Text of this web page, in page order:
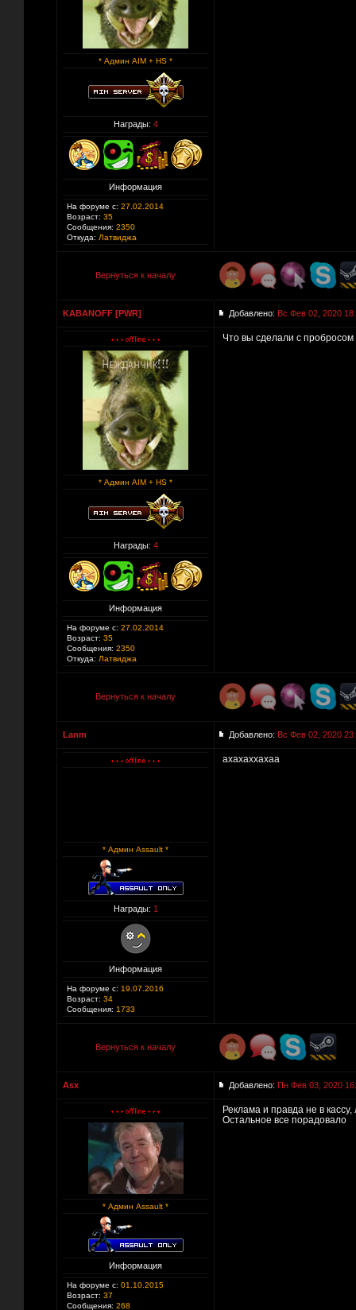
* Админ AIM + HS *
Награды: 4
Информация
На форуме с: 27.02.2014
Возраст: 35
Сообщения: 2350
Откуда: Латвиджа
Вернуться к началу
KABANOFF [PWR] Добавлено: Вс Фев 02, 2020
* Админ AIM + HS *
Награды: 4
Информация
На форуме с: 27.02.2014
Возраст: 35
Сообщения: 2350
Откуда: Латвиджа
Что вы сделали с
Вернуться к началу
Lanm Добавлено: Вс Фев 02, 2020
* Админ Assault *
Награды: 1
Информация
На форуме с: 19.07.2016
Возраст: 34
Сообщения: 1733
ахахаххахаа
Вернуться к началу
Asx Добавлено: Пн Фев 03, 2020
* Админ Assault *
Информация
На форуме с: 01.10.2015
Возраст: 37
Сообщения: 268
Реклама и правда не в
Остальное все порадовало